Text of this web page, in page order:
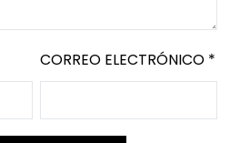
CORREO ELECTRÓNICO *